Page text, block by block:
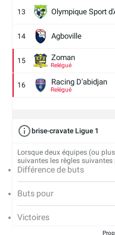
13 Olympique Sport
14 Agboville
15 Zoman
Relégué
16 Racing D'abidjan
Relégué
brise-cravate Ligue 1
Lorsque deux équipes (ou
suivantes les règles
Différence de buts
Buts pour
Victoires